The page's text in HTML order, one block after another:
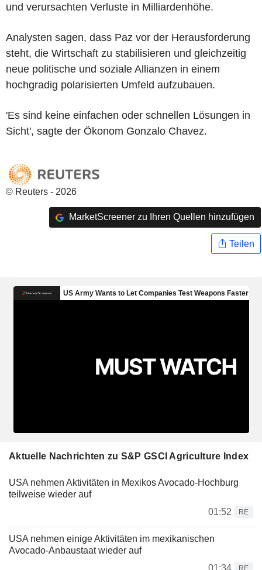
und verursachten Verluste in Milliardenhöhe.
Analysten sagen, dass Paz vor der Herausforderung
steht, die Wirtschaft zu stabilisieren und gleichzeitig
neue politische und soziale Allianzen in einem
hochgradig polarisierten Umfeld aufzubauen.
'Es sind keine einfachen oder schnellen Lösungen in
Sicht', sagte der Ökonom Gonzalo Chavez.
© Reuters - 2026
MarketScreener zu Ihren Quellen hinzufügen
Teilen
Aktuelle Nachrichten zu S&P GSCI Agriculture Index
USA nehmen Aktivitäten in Mexikos Avocado-Hochburg
teilweise wieder auf
01:52
RE
USA nehmen einige Aktivitäten im mexikanischen
Avocado-Anbaustaat wieder auf
01:34
RE